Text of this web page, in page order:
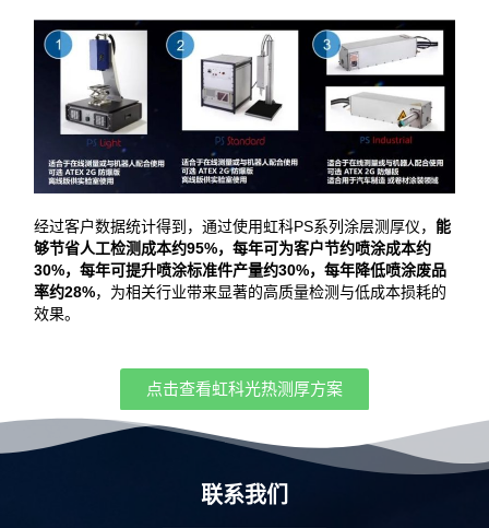
经过客户数据统计得到，通过使用虹科PS系列涂层测厚仪，能
够节省人工检测成本约95%，每年可为客户节约喷涂成本约
30%，每年可提升喷涂标准件产量约30%，每年降低喷涂废品
率约28%，为相关行业带来显著的高质量检测与低成本损耗的
效果。
点击查看虹科光热测厚方案
联系我们